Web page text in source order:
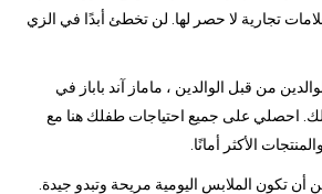
تجارية لا حصر لها. لن تخطئ أبدًا في الزي
من قبل الوالدين ، ماماز آند باباز في
احصلي على جميع احتياجات طفلك هنا مع
الأكثر أمانًا.
أن تكون الملابس اليومية مريحة وتبدو جيدة.